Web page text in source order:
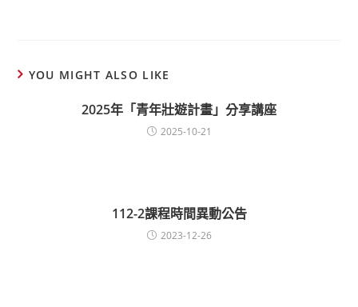
YOU MIGHT ALSO LIKE
2025年「青年壯遊計畫」分享講座
2025-10-21
112-2課程時間異動公告
2023-12-26